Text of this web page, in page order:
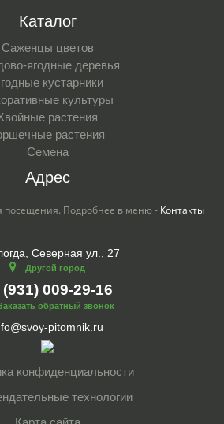
Каталог
Саженцы цветов
ягодные деревья
кустарники
культуры
растения
растения
Семена
Адрес
посещения. Подробнее в меню - Контакты
Северная ул., 27
Другой город
(931) 009-29-16
обратный звонок
pitomnik.ru
конфиденциальности
технологии